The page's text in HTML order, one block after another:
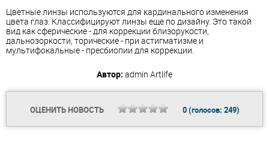
Цветные линзы используются для кардинального изменения
цвета глаз. Классифицируют линзы еще по дизайну. Это такой
вид как сферические - для коррекции близорукости,
дальнозоркости, торические - при астигматизме и
мультифокальные - пресбиопии для коррекции.
Автор: admin Artlife
ОЦЕНИТЬ НОВОСТЬ 0(голосов: 249)